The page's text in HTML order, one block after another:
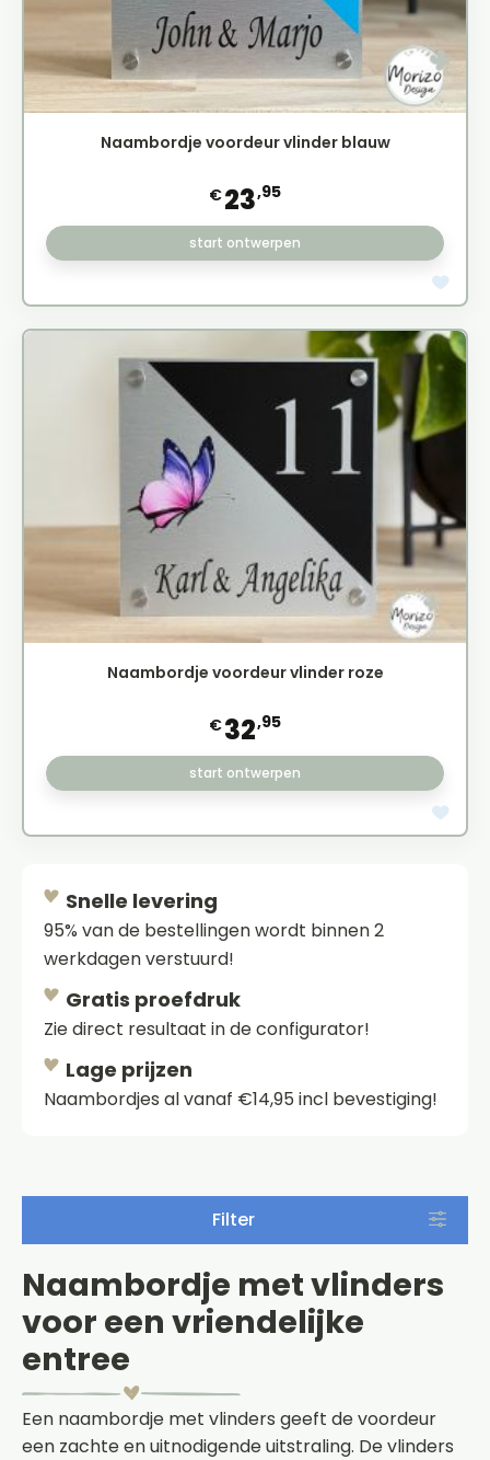
Naambordje voordeur vlinder blauw
€23,95
start ontwerpen
Naambordje voordeur vlinder roze
€32,95
start ontwerpen
Snelle levering
95% van de bestellingen wordt binnen 2
werkdagen verstuurd!
Gratis proefdruk
Zie direct resultaat in de configurator!
Lage prijzen
Naambordjes al vanaf €14,95 incl bevestiging!
Filter
Naambordje met vlinders
voor een vriendelijke
entree
Een naambordje met vlinders geeft de voordeur
een zachte en uitnodigende uitstraling. De vlinders